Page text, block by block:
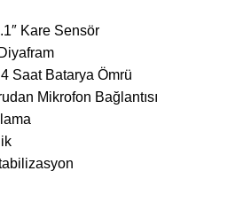
Kare Sensör
Saat Batarya Ömrü
Mikrofon Bağlantısı